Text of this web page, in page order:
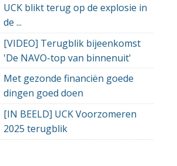
UCK blikt terug op de explosie in
de ...
[VIDEO] Terugblik bijeenkomst
'De NAVO-top van binnenuit'
Met gezonde financiën goede
dingen goed doen
[IN BEELD] UCK Voorzomeren
2025 terugblik